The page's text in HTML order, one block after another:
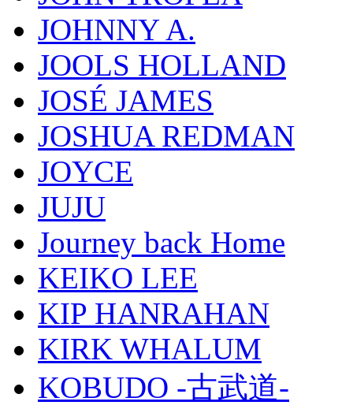
JOHNNY A.
JOOLS HOLLAND
JOSÉ JAMES
JOSHUA REDMAN
JOYCE
JUJU
Journey back Home
KEIKO LEE
KIP HANRAHAN
KIRK WHALUM
KOBUDO -古武道-